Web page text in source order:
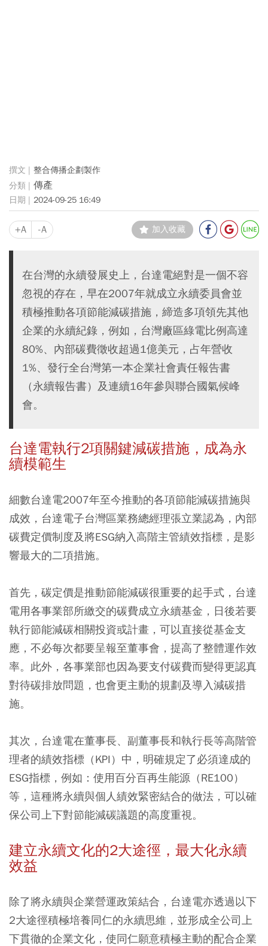
整合傳播企劃製作
傳產
2024-09-25 16:49
+A -A 加入收藏
在台灣的永續發展史上，台達電絕對是一個不容
忽視的存在，早在2007年就成立永續委員會並
積極推動各項節能減碳措施，締造多項領先其他
企業的永續紀錄，例如，台灣廠區綠電比例高達
80%、內部碳費徵收超過1億美元，占年營收
1%、發行全台灣第一本企業社會責任報告書
（永續報告書）及連續16年參與聯合國氣候峰
會。
台達電執行2項關鍵減碳措施，成為永
續模範生
細數台達電2007年至今推動的各項節能減碳措施與
成效，台達電子台灣區業務總經理張立業認為，內部
碳費定價制度及將ESG納入高階主管績效指標，是影
響最大的二項措施。
首先，碳定價是推動節能減碳很重要的起手式，台達
電用各事業部所繳交的碳費成立永續基金，日後若要
執行節能減碳相關投資或計畫，可以直接從基金支
應，不必每次都要呈報至董事會，提高了整體運作效
率。此外，各事業部也因為要支付碳費而變得更認真
對待碳排放問題，也會更主動的規劃及導入減碳措
施。
其次，台達電在董事長、副董事長和執行長等高階管
理者的績效指標（KPI）中，明確規定了必須達成的
ESG指標，例如：使用百分百再生能源（RE100）
等，這種將永續與個人績效緊密結合的做法，可以確
保公司上下對節能減碳議題的高度重視。
建立永續文化的2大途徑，最大化永續
效益
除了將永續與企業營運政策結合，台達電亦透過以下
2大途徑積極培養同仁的永續思維，並形成全公司上
下貫徹的企業文化，使同仁願意積極主動的配合企業